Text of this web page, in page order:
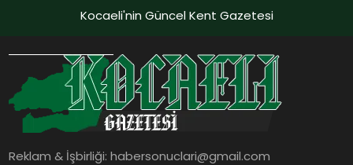
Kocaeli'nin Güncel Kent Gazetesi
Reklam & İşbirliği:habersonuclari@gmail.com